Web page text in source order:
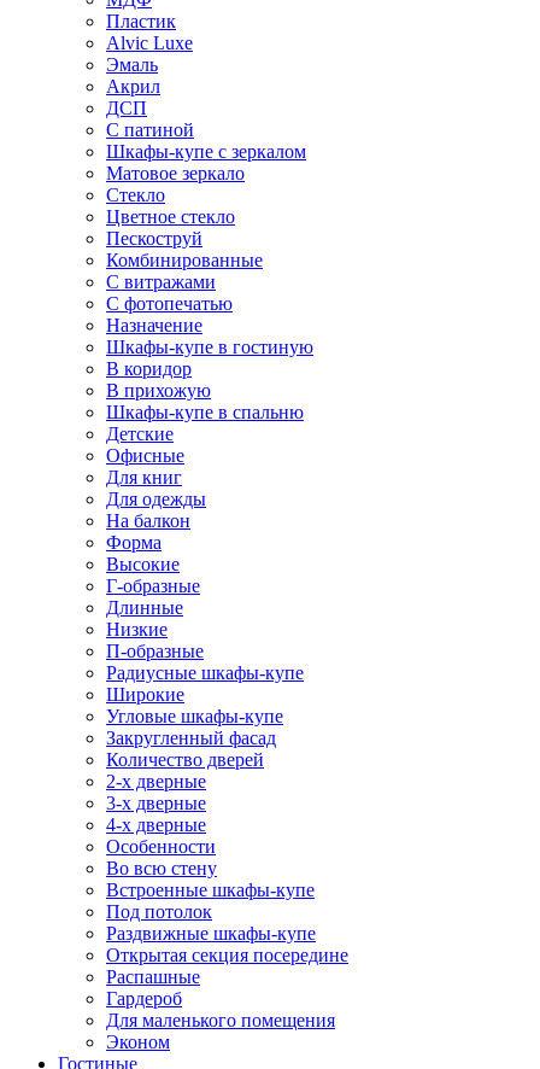
Пластик
Alvic Luxe
Эмаль
Акрил
ДСП
С патиной
Шкафы-купе с зеркалом
Матовое зеркало
Стекло
Цветное стекло
Пескоструй
Комбинированные
С витражами
С фотопечатью
Назначение
Шкафы-купе в гостиную
В коридор
В прихожую
Шкафы-купе в спальню
Детские
Офисные
Для книг
Для одежды
На балкон
Форма
Высокие
Г-образные
Длинные
Низкие
П-образные
Радиусные шкафы-купе
Широкие
Угловые шкафы-купе
Закругленный фасад
Количество дверей
2-х дверные
3-х дверные
4-х дверные
Особенности
Во всю стену
Встроенные шкафы-купе
Под потолок
Раздвижные шкафы-купе
Открытая секция посередине
Распашные
Гардероб
Для маленького помещения
Эконом
Гостиные